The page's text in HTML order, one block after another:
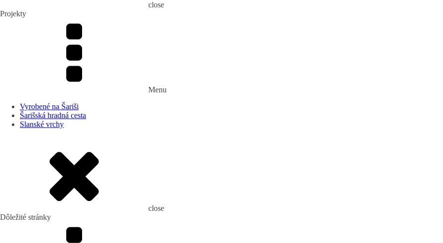
close
Projekty
Menu
Vyrobené na Šariši
Šarišská hradná cesta
Slanské vrchy
close
Dôležité stránky